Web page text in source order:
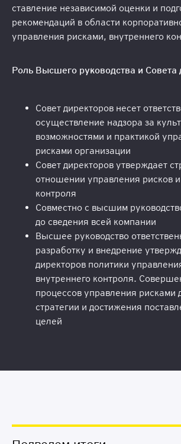
ставление независимой оценки и
рекомендаций в области
управления рисками, внутреннего
Роль Высшего руководства и Совета
Совет директоров несет
осуществление надзора за
возможностями и практикой
рисками организации
Совет директоров утверждает
отношении управления рисков
контроля
Совместно с высшим
до сведения всей компании
Высшее руководство
разработку и внедрение
директоров политики
внутреннего контроля.
процессов управления рисками
стратегии и достижения
целей